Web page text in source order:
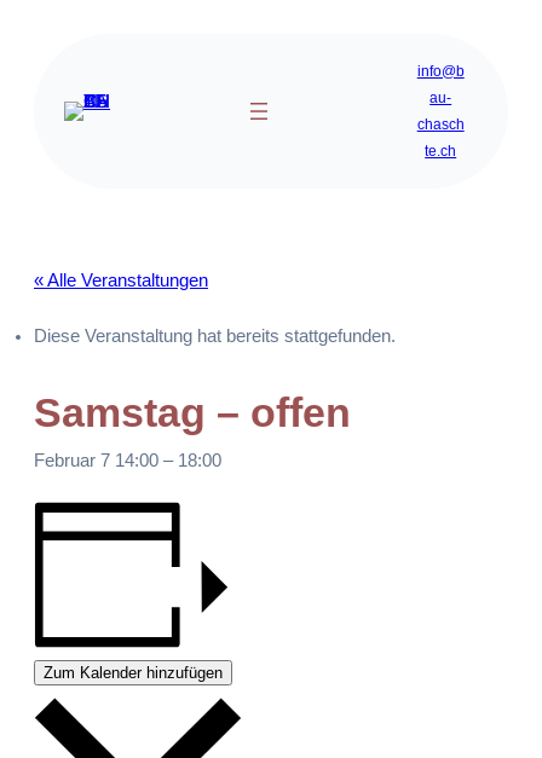
info@b
au-
chasch
te.ch
« Alle Veranstaltungen
Diese Veranstaltung hat bereits stattgefunden.
Samstag – offen
Februar 7 14:00 – 18:00
Zum Kalender hinzufügen